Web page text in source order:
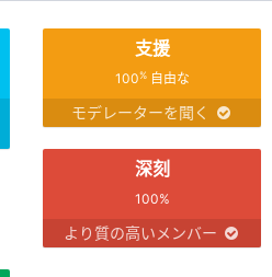
支援
100%自由な
モデレーターを聞く
深刻
100%
より質の高いメンバー